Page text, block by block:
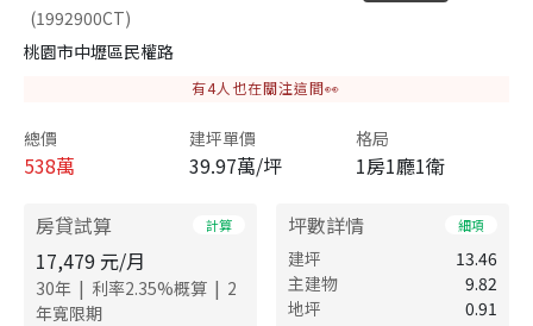
(1992900CT)
桃園市中壢區民權路
有4人也在關注這間👀
總價
538萬
建坪單價
39.97萬/坪
格局
1房1廳1衛
房貸試算 計算
17,479 元/月
30年 | 利率2.35%概算 | 2
年寬限期
坪數詳情 細項
建坪
13.46
主建物
9.82
地坪
0.91